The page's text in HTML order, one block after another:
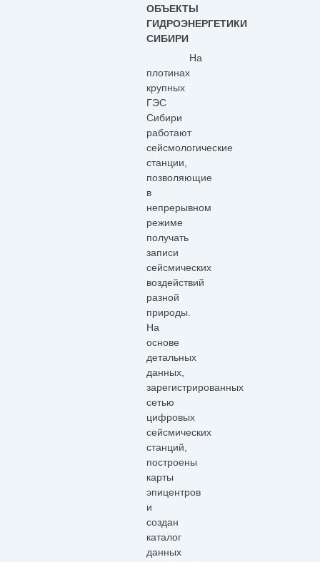
ОБЪЕКТЫ
ГИДРОЭНЕРГЕТИКИ
СИБИРИ
На
плотинах
крупных
ГЭС
Сибири
работают
сейсмологические
станции,
позволяющие
в
непрерывном
режиме
получать
записи
сейсмических
воздействий
разной
природы.
На
основе
детальных
данных,
зарегистрированных
сетью
цифровых
сейсмических
станций,
построены
карты
эпицентров
и
создан
каталог
данных